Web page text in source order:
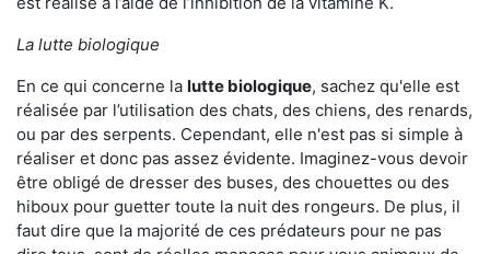
La lutte biologique
En ce qui concerne la lutte biologique, sachez qu'elle est
réalisée par l’utilisation des chats, des chiens, des renards,
ou par des serpents. Cependant, elle n'est pas si simple à
réaliser et donc pas assez évidente. Imaginez-vous devoir
être obligé de dresser des buses, des chouettes ou des
hiboux pour guetter toute la nuit des rongeurs. De plus, il
faut dire que la majorité de ces prédateurs pour ne pas